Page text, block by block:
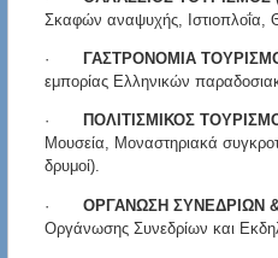
Σκαφών αναψυχής, Ιστιοπλοΐα,
· ΓΑΣΤΡΟΝΟΜΙΑ
εμπορίας Ελληνικών
· ΠΟΛΙΤΙΣΜΙΚΟΣ
Μουσεία, Μοναστηριακά
δρυμοί).
· ΟΡΓΑΝΩΣΗ ΣΥΝΕΔΡΙΩΝ
Οργάνωσης Συνεδρίων και